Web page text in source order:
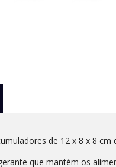
de 12 x 8 x 8 cm
que mantém os